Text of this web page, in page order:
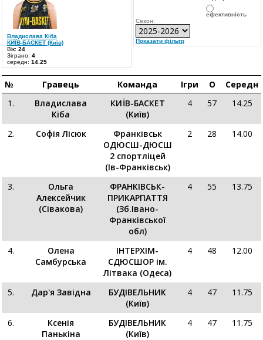
Владислава Кіба
КИЇВ-БАСКЕТ (Київ)
Вік: 24
Зіграно: 4
середн: 14.25
ефективність
Сезон:
Показати фільтр
№ Гравець Команда Ігри О
Середн
1.
Владислава
Кіба
КИЇВ-БАСКЕТ
(Київ)
4 57 14.25
2. Софія Лісюк
Франківськ
ОДЮСШ-ДЮСШ
2 спортліцей
(Ів-Франківськ)
2 28 14.00
3.
Ольга
Алексейчик
(Сівакова)
ФРАНКІВСЬК-
ПРИКАРПАТТЯ
(Зб.Івано-
Франківської
обл)
4 55 13.75
4.
Олена
Самбурська
ІНТЕРХІМ-
СДЮСШОР ім.
Літвака (Одеса)
4 48 12.00
5. Дар'я Завідна
БУДІВЕЛЬНИК
(Київ)
4 47 11.75
6.
Ксенія
Панькіна
БУДІВЕЛЬНИК
(Київ)
4 47 11.75